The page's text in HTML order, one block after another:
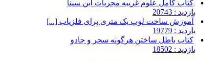
کتاب کامل علوم غریبه مجربات ابن سینا
بازدید : 20743
آموزش ساخت لوپ یک متری برای فلزیاب [...]
بازدید : 19779
کتاب باطل ساختن هرگونه سحر و جادو
بازدید : 18502